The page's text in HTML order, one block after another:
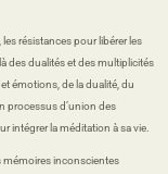
résistances pour libérer les
des dualités et des multiplicités
émotions, de la dualité, du
processus d’union des
intégrer la méditation à sa vie.
mémoires inconscientes